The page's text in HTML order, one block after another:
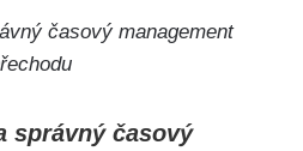
správný časový